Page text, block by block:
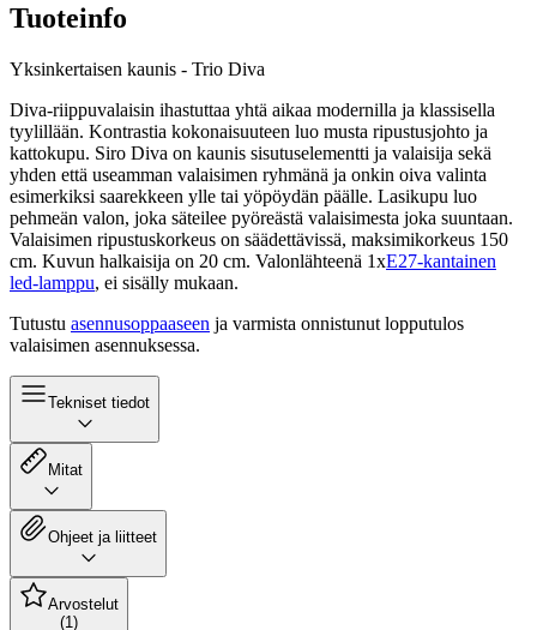
Tuoteinfo
Yksinkertaisen kaunis - Trio Diva
Diva-riippuvalaisin ihastuttaa yhtä aikaa modernilla ja klassisella
tyylillään. Kontrastia kokonaisuuteen luo musta ripustusjohto ja
kattokupu. Siro Diva on kaunis sisutuselementti ja valaisija sekä
yhden että useamman valaisimen ryhmänä ja onkin oiva valinta
esimerkiksi saarekkeen ylle tai yöpöydän päälle. Lasikupu luo
pehmeän valon, joka säteilee pyöreästä valaisimesta joka suuntaan.
Valaisimen ripustuskorkeus on säädettävissä, maksimikorkeus 150
cm. Kuvun halkaisija on 20 cm. Valonlähteenä 1xE27-kantainen
led-lamppu, ei sisälly mukaan.
Tutustu asennusoppaaseen ja varmista onnistunut lopputulos
valaisimen asennuksessa.
Tekniset tiedot
Mitat
Ohjeet ja liitteet
Arvostelut
(1)